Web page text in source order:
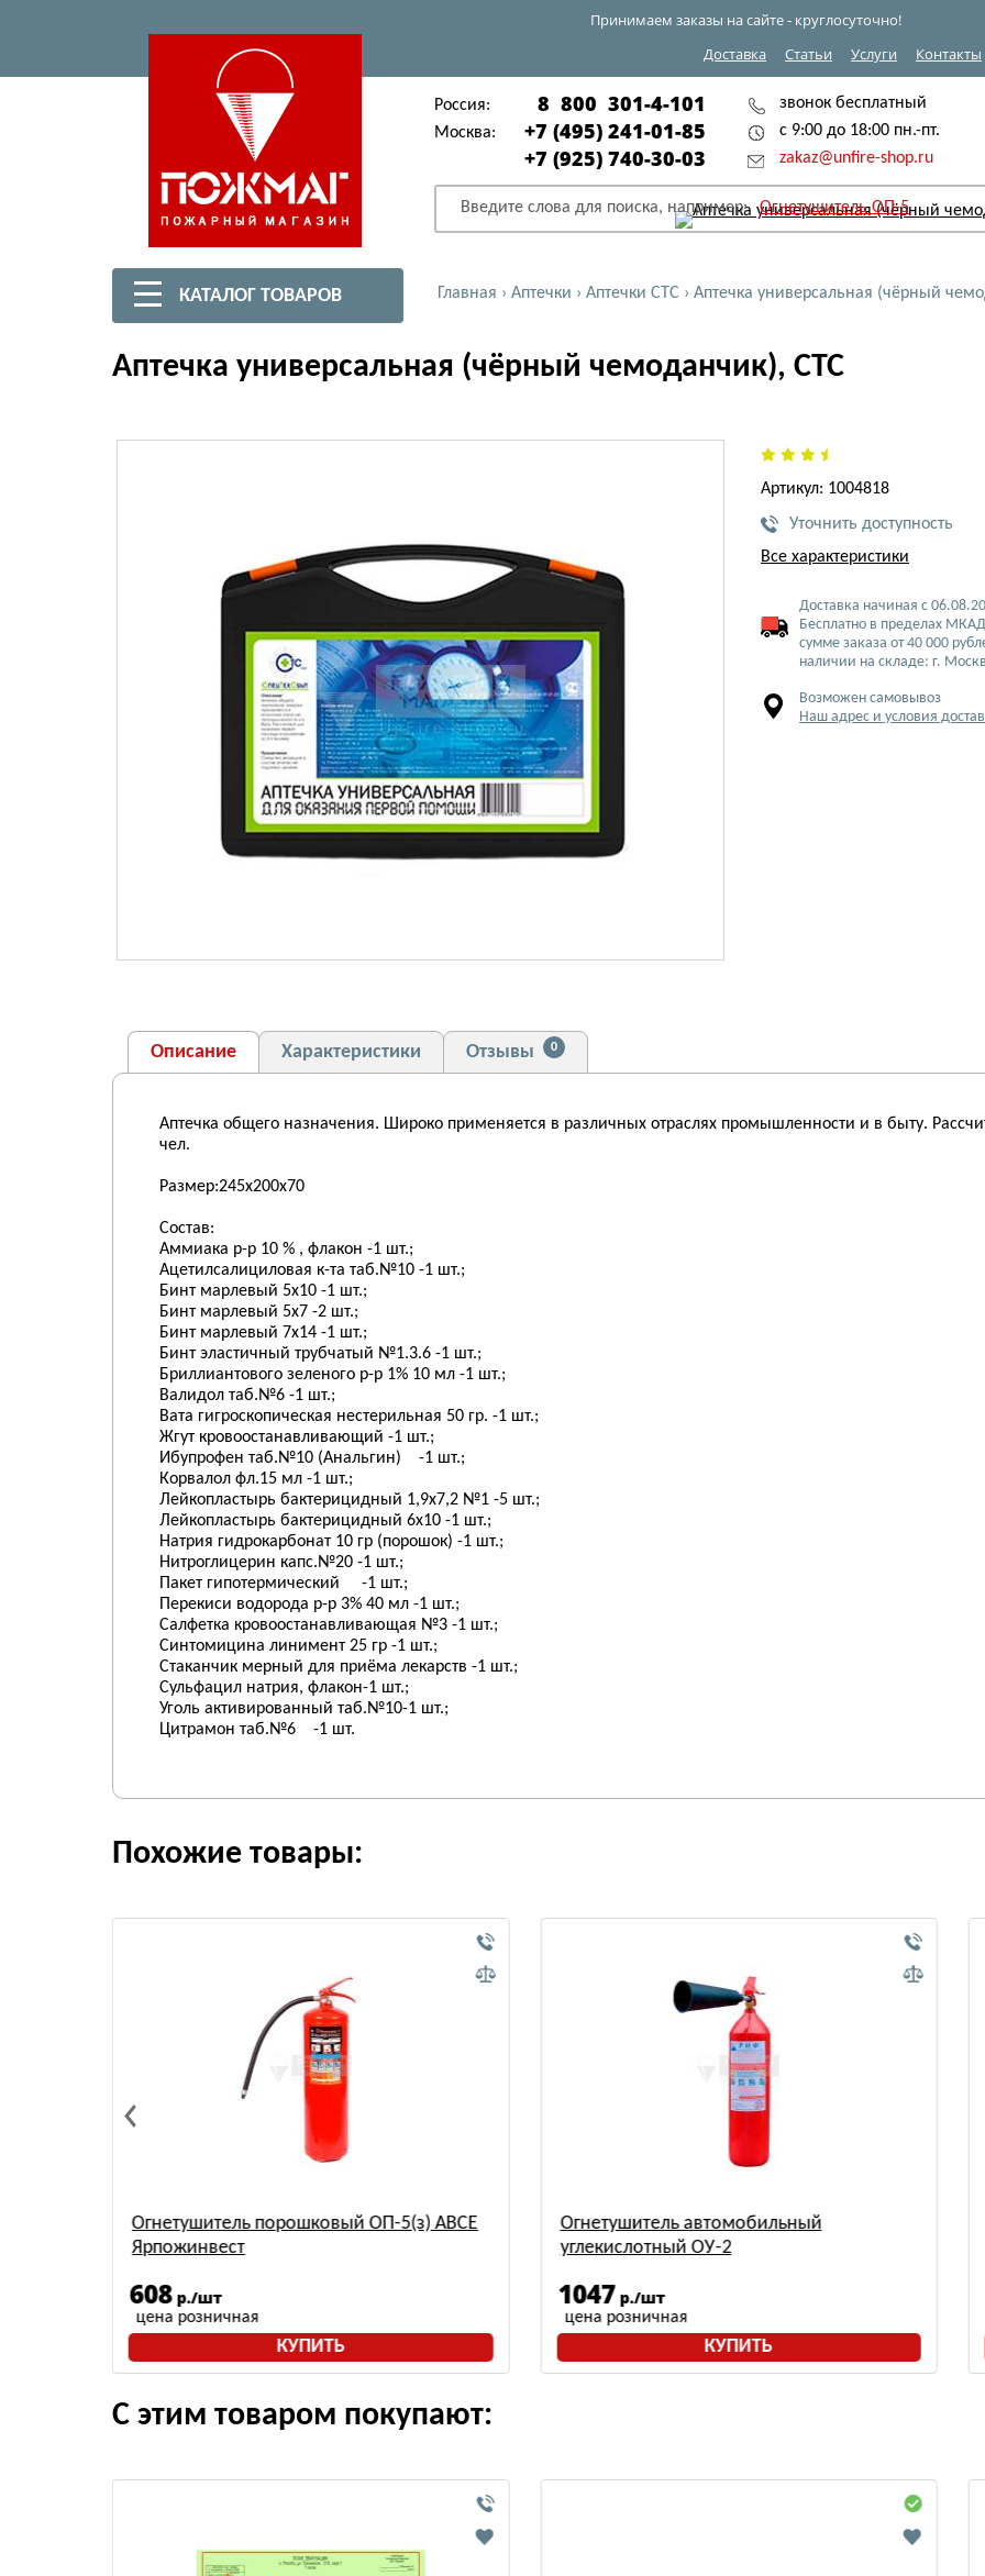
Принимаем заказы на сайте - круглосуточно!
Доставка
Статьи Услуги Контакты
Россия: 8 800 301-4-101
Москва:
+7 (495) 241-01-85
+7 (925) 740-30-03
звонок бесплатный
с 9:00 до 18:00 пн.-пт.
zakaz@unfire-shop.ru
Введите слова для поиска, например: Огнетушитель ОП-5
КАТАЛОГ ТОВАРОВ Главная › Аптечки › Аптечки СТС › Аптечка универсальная (чёрный
Аптечка универсальная (чёрный чемоданчик), СТС
Артикул: 1004818
Уточнить доступность
Все характеристики
Доставка начиная с
Бесплатно в пределах
сумме заказа от 40 000
наличии на складе: г.
Возможен самовывоз
Наш адрес и условия
Описание Характеристики Отзывы 0
Аптечка общего назначения. Широко применяется в различных отраслях промышленности и в быту.
чел.
Размер:245х200х70
Состав:
Аммиака р-р 10 % , флакон -1 шт.;
Ацетилсалициловая к-та таб.№10 -1 шт.;
Бинт марлевый 5х10 -1 шт.;
Бинт марлевый 5х7 -2 шт.;
Бинт марлевый 7х14 -1 шт.;
Бинт эластичный трубчатый №1.3.6 -1 шт.;
Бриллиантового зеленого р-р 1% 10 мл -1 шт.;
Валидол таб.№6 -1 шт.;
Вата гигроскопическая нестерильная 50 гр. -1 шт.;
Жгут кровоостанавливающий -1 шт.;
Ибупрофен таб.№10 (Анальгин) -1 шт.;
Корвалол фл.15 мл -1 шт.;
Лейкопластырь бактерицидный 1,9х7,2 №1 -5 шт.;
Лейкопластырь бактерицидный 6х10 -1 шт.;
Натрия гидрокарбонат 10 гр (порошок) -1 шт.;
Нитроглицерин капс.№20 -1 шт.;
Пакет гипотермический -1 шт.;
Перекиси водорода р-р 3% 40 мл -1 шт.;
Салфетка кровоостанавливающая №3 -1 шт.;
Синтомицина линимент 25 гр -1 шт.;
Стаканчик мерный для приёма лекарств -1 шт.;
Сульфацил натрия, флакон-1 шт.;
Уголь активированный таб.№10-1 шт.;
Цитрамон таб.№6 -1 шт.
Похожие товары:
Огнетушитель порошковый ОП-5(з) АВСЕ
Ярпожинвест
608 р./шт
цена розничная
КУПИТЬ
Огнетушитель автомобильный
углекислотный ОУ-2
1047 р./шт
цена розничная
КУПИТЬ
С этим товаром покупают: